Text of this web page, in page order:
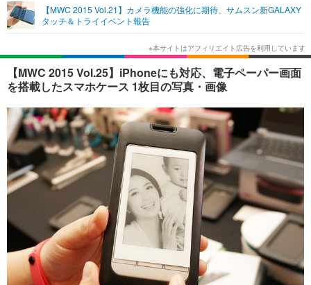
ショッピング その他
エンタメTOP
韓国・芸能
音楽 スポーツ
ショッピング その他
ライフ
ライフTOP グルメ
ペット ショッピング
その他
リリース一覧
プッシュ通知の停止方法
【MWC 2015 Vol.21】カメラ機能の強化に期待、サムスン新GALAXY
タッチ＆トライイベント報告
【MWC 2015 Vol.25】iPhoneにも対応、電子ペーパー画面
を搭載したスマホケース 1枚目の写真・画像